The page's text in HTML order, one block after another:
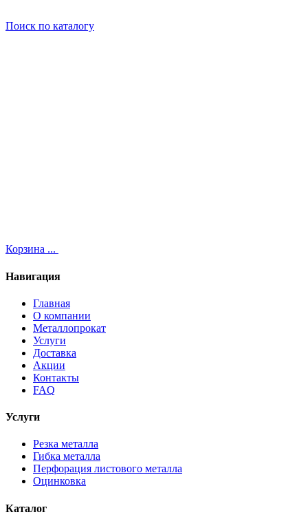
Поиск по каталогу
Корзина ...
Навигация
Главная
О компании
Металлопрокат
Услуги
Доставка
Акции
Контакты
FAQ
Услуги
Резка металла
Гибка металла
Перфорация листового металла
Оцинковка
Каталог